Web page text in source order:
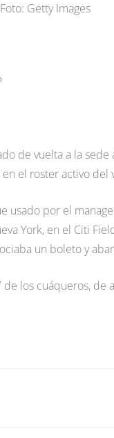
Getty Images
de vuelta a la
el roster activo
usado por el
York, en el Citi
un boleto y
los cuáqueros,